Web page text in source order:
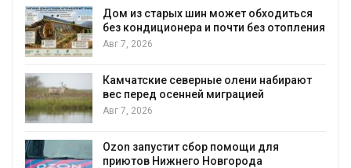
Дом из старых шин может обходиться
без кондиционера и почти без отопления
Авг 7, 2026
Камчатские северные олени набирают
вес перед осенней миграцией
Авг 7, 2026
Ozon запустит сбор помощи для
приютов Нижнего Новгорода